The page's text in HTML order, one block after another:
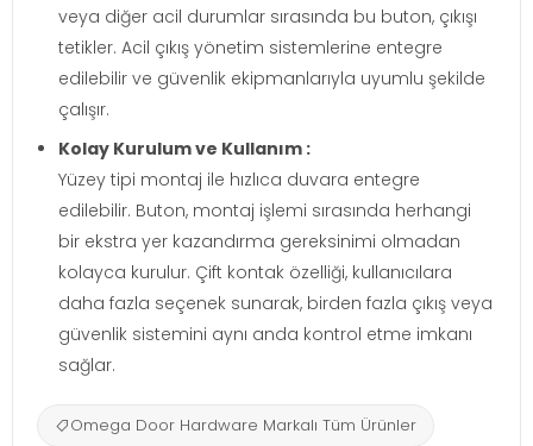
veya diğer acil durumlar sırasında bu buton, çıkışı
tetikler. Acil çıkış yönetim sistemlerine entegre
edilebilir ve güvenlik ekipmanlarıyla uyumlu şekilde
çalışır.
Kolay Kurulum ve Kullanım :
Yüzey tipi montaj ile hızlıca duvara entegre
edilebilir. Buton, montaj işlemi sırasında herhangi
bir ekstra yer kazandırma gereksinimi olmadan
kolayca kurulur. Çift kontak özelliği, kullanıcılara
daha fazla seçenek sunarak, birden fazla çıkış veya
güvenlik sistemini aynı anda kontrol etme imkanı
sağlar.
Omega Door Hardware Markalı Tüm Ürünler